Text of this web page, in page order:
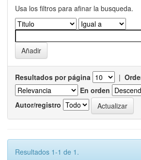
Usa los filtros para afinar la busqueda.
Resultados por página |
En orden
Autor/registro
Resultados 1-1 de 1.